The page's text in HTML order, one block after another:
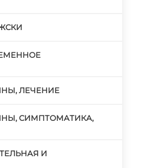
ЛЕЧЕНИЕ
СИМПТОМАТИКА,
И